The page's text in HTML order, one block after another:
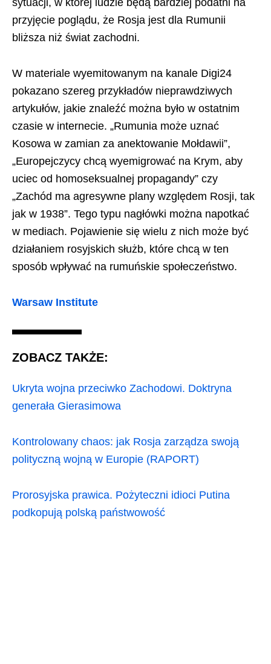
sytuacji, w której ludzie będą bardziej podatni na
przyjęcie poglądu, że Rosja jest dla Rumunii
bliższa niż świat zachodni.
W materiale wyemitowanym na kanale Digi24
pokazano szereg przykładów nieprawdziwych
artykułów, jakie znaleźć można było w ostatnim
czasie w internecie. „Rumunia może uznać
Kosowa w zamian za anektowanie Mołdawii”,
„Europejczycy chcą wyemigrować na Krym, aby
uciec od homoseksualnej propagandy” czy
„Zachód ma agresywne plany względem Rosji, tak
jak w 1938”. Tego typu nagłówki można napotkać
w mediach. Pojawienie się wielu z nich może być
działaniem rosyjskich służb, które chcą w ten
sposób wpływać na rumuńskie społeczeństwo.
Warsaw Institute
ZOBACZ TAKŻE:
Ukryta wojna przeciwko Zachodowi. Doktryna
generała Gierasimowa
Kontrolowany chaos: jak Rosja zarządza swoją
polityczną wojną w Europie (RAPORT)
Prorosyjska prawica. Pożyteczni idioci Putina
podkopują polską państwowość